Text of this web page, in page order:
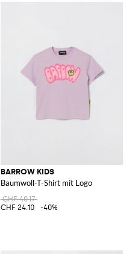
BARROW KIDS
Baumwoll-T-Shirt mit Logo
CHF 40.17
CHF 24.10
-40%